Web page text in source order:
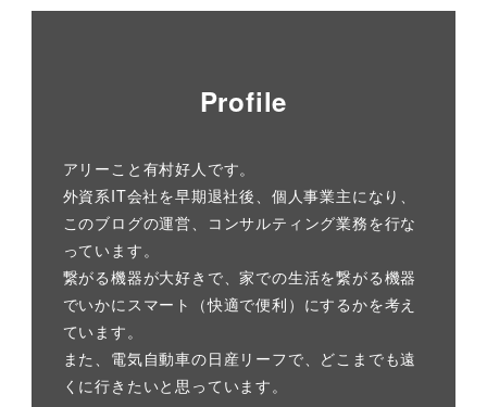
Profile
アリーこと有村好人です。
外資系IT会社を早期退社後、個人事業主になり、
このブログの運営、コンサルティング業務を行な
っています。
繋がる機器が大好きで、家での生活を繋がる機器
でいかにスマート（快適で便利）にするかを考え
ています。
また、電気自動車の日産リーフで、どこまでも遠
くに行きたいと思っています。